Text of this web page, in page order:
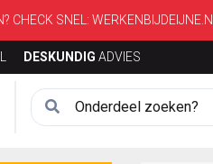
CHECK SNEL: WERKENBIJDEIJNE.NL
DESKUNDIG ADVIES